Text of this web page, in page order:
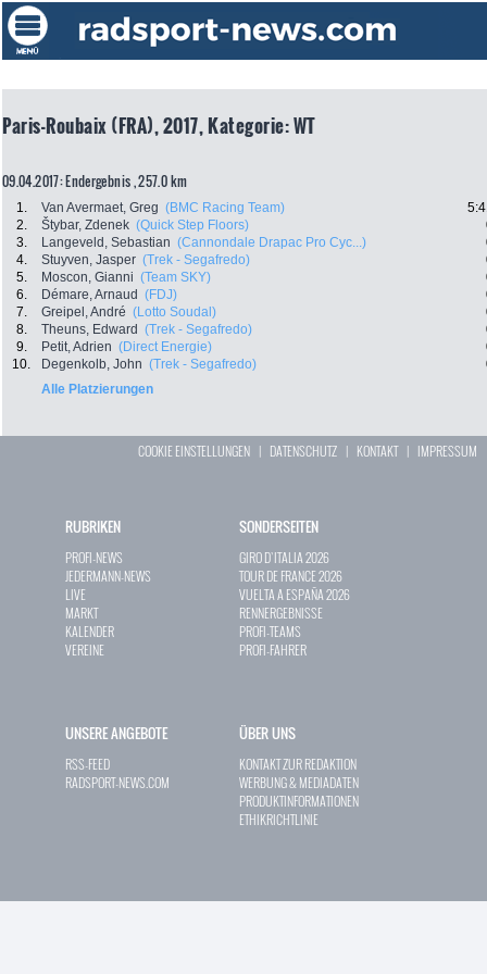
Paris-Roubaix (FRA), 2017, Kategorie: WT
09.04.2017: Endergebnis , 257.0 km
1. Van Avermaet, Greg (BMC Racing Team)
2.
Štybar, Zdenek (Quick Step Floors)
3.
Langeveld, Sebastian (Cannondale Drapac Pro Cyc...)
4.
Stuyven, Jasper (Trek - Segafredo)
5.
Moscon, Gianni (Team SKY)
6.
Démare, Arnaud (FDJ)
7.
Greipel, André (Lotto Soudal)
8.
Theuns, Edward (Trek - Segafredo)
9.
Petit, Adrien (Direct Energie)
10.
Degenkolb, John (Trek - Segafredo)
Alle Platzierungen
COOKIE EINSTELLUNGEN | DATENSCHUTZ | KONTAKT| IMPRESSUM
RUBRIKEN
PROFI-NEWS
JEDERMANN-NEWS
LIVE
MARKT
KALENDER
VEREINE
SONDERSEITEN
GIRO D`ITALIA 2026
TOUR DE FRANCE 2026
VUELTA A ESPAÑA 2026
RENNERGEBNISSE
PROFI-TEAMS
PROFI-FAHRER
UNSERE ANGEBOTE
RSS-FEED
RADSPORT-NEWS.COM
ÜBER UNS
KONTAKT ZUR REDAKTION
WERBUNG & MEDIADATEN
PRODUKTINFORMATIONEN
ETHIKRICHTLINIE